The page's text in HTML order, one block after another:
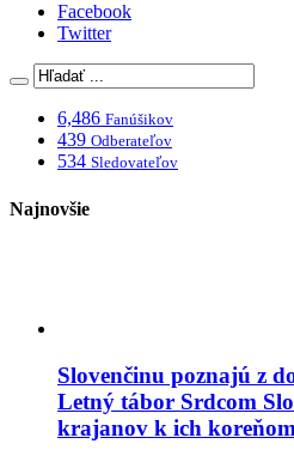
Facebook
Twitter
6,486 Fanúšikov
439 Odberateľov
534 Sledovateľov
Najnovšie
Slovenčinu poznajú z
Letný tábor Srdcom
krajanov k ich koreňom